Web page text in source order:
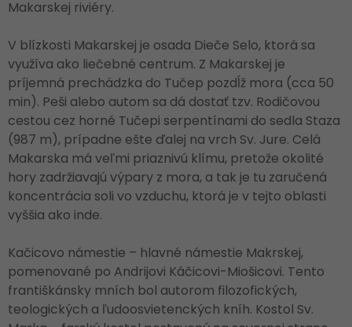
Makarskej riviéry.
V blízkosti Makarskej je osada Dieče Selo, ktorá sa
využíva ako liečebné centrum. Z Makarskej je
príjemná prechádzka do Tučep pozdĺž mora (cca 50
min). Peši alebo autom sa dá dostať tzv. Rodičovou
cestou cez horné Tučepi serpentínami do sedla Staza
(987 m), prípadne ešte ďalej na vrch Sv. Jure. Celá
Makarska má veľmi priaznivú klímu, pretože okolité
hory zadržiavajú výpary z mora, a tak je tu zaručená
koncentrácia soli vo vzduchu, ktorá je v tejto oblasti
vyššia ako inde.
Kačicovo námestie – hlavné námestie Makrskej,
pomenované po Andrijovi Káčicovi-Miošicovi. Tento
františkánsky mních bol autorom filozofických,
teologických a ľudoosvietenckých kníh. Kostol Sv.